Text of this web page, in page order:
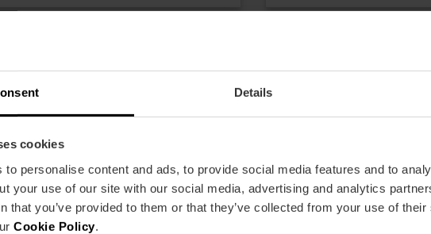
Details
cookies
to personalise content and ads, to provide social media features and to
your use of our site with our social media, advertising and analytics
that you’ve provided to them or that they’ve collected from your use of
Cookie Policy